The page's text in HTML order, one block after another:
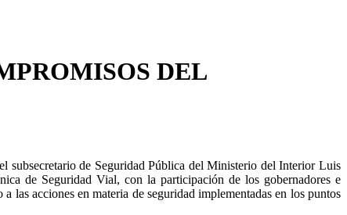
DEL
subsecretario de Seguridad Pública del Ministerio del Interior Luis
de Seguridad Vial, con la participación de los gobernadores e
acciones en materia de seguridad implementadas en los puntos